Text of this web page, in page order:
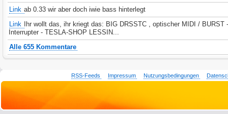
Link ab 0.33 wir aber doch iwie bass hinterlegt
Link
Ihr wollt das, ihr kriegt das: BIG DRSSTC , optischer MIDI / BURST
Interrupter - TESLA-SHOP LESSIN...
Alle 655 Kommentare
RSS-Feeds Impressum Nutzungsbedingungen